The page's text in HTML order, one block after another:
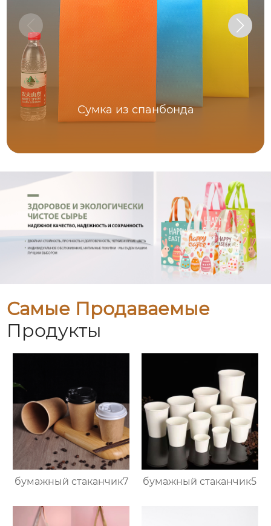
Сумка из спанбонда
Самые Продаваемые
Продукты
бумажный стаканчик7 бумажный стаканчик5